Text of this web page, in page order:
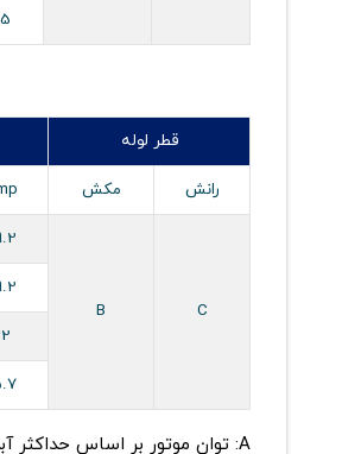
قطر لوله
رانش
مکش
C
B
A: توان موتور بر اساس